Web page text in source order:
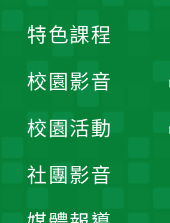
特色課程
校園影音
校園活動
社團影音